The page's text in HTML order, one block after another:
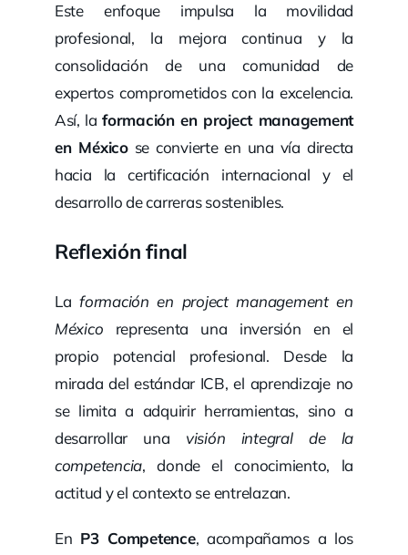
Este enfoque impulsa la movilidad
profesional, la mejora continua y la
consolidación de una comunidad de
expertos comprometidos con la excelencia.
Así, laformación en project management
en Méxicose convierte en una vía directa
hacia la certificación internacional y el
desarrollo de carreras sostenibles.
Reflexión final
Laformación en project management en
México representa una inversión en el
propio potencial profesional. Desde la
mirada del estándar ICB, el aprendizaje no
se limita a adquirir herramientas, sino a
desarrollar una visión integral de la
competencia, donde el conocimiento, la
actitud y el contexto se entrelazan.
En P3 Competence, acompañamos a los